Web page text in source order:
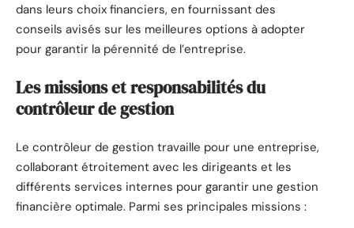
dans leurs choix financiers, en fournissant des
conseils avisés sur les meilleures options à adopter
pour garantir la pérennité de l’entreprise.
Les missions et responsabilités du
contrôleur de gestion
Le contrôleur de gestion travaille pour une entreprise,
collaborant étroitement avec les dirigeants et les
différents services internes pour garantir une gestion
financière optimale. Parmi ses principales missions :